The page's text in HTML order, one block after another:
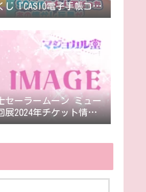
じ『CASIO電子手帳コレ
場！
セーラームーン ミュー
展2024年チケット情報